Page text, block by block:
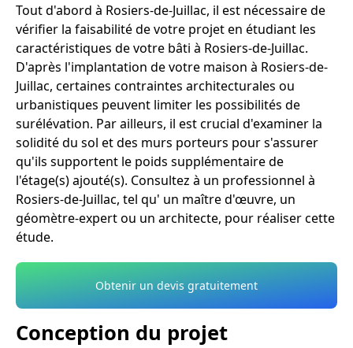
Tout d'abord à Rosiers-de-Juillac, il est nécessaire de
vérifier la faisabilité de votre projet en étudiant les
caractéristiques de votre bâti à Rosiers-de-Juillac.
D'après l'implantation de votre maison à Rosiers-de-
Juillac, certaines contraintes architecturales ou
urbanistiques peuvent limiter les possibilités de
surélévation. Par ailleurs, il est crucial d'examiner la
solidité du sol et des murs porteurs pour s'assurer
qu'ils supportent le poids supplémentaire de
l'étage(s) ajouté(s). Consultez à un professionnel à
Rosiers-de-Juillac, tel qu' un maître d'œuvre, un
géomètre-expert ou un architecte, pour réaliser cette
étude.
Obtenir un devis gratuitement
Conception du projet